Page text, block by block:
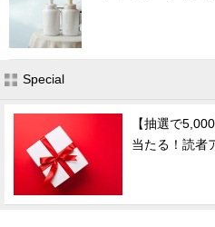
Special
【抽選で
当たる！読者